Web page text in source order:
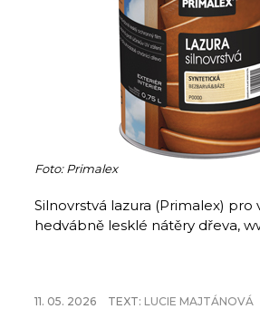
Foto: Primalex
Silnovrstvá lazura (Primalex) pro
hedvábně lesklé nátěry dřeva,
11. 05. 2026 TEXT: LUCIE MAJTÁNOVÁ